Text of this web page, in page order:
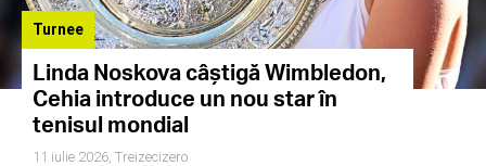
Turnee
Linda Noskova câștigă Wimbledon,
Cehia introduce un nou star în
tenisul mondial
11 iulie 2026, Treizecizero